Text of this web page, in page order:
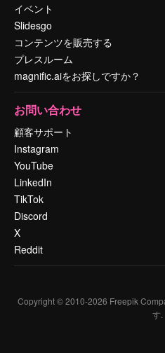
イベント
Slidesgo
コンテンツを販売する
プレスルーム
magnific.aiをお探しですか？
お問い合わせ
顧客サポート
Instagram
YouTube
LinkedIn
TikTok
Discord
X
Reddit
Copyright © 2010-2026 Freepik
す.